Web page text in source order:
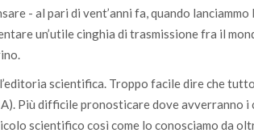
- al pari di vent’anni fa, quando
un’utile cinghia di trasmissione fra il
scientifica. Troppo facile dire che
Più difficile pronosticare dove avverranno i
scientifico così come lo conosciamo da